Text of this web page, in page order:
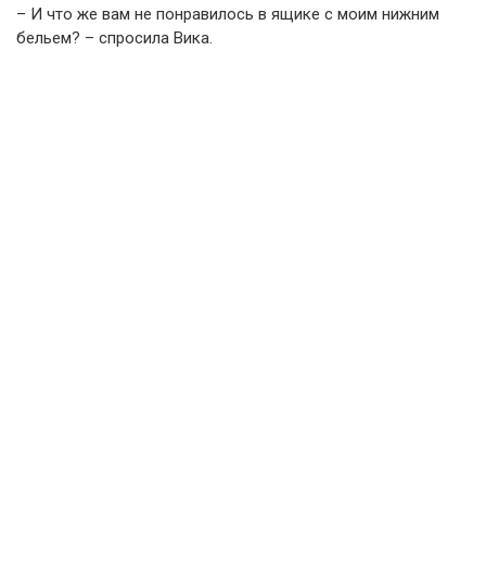
– И что же вам не понравилось в ящике с моим нижним
бельем? – спросила Вика.